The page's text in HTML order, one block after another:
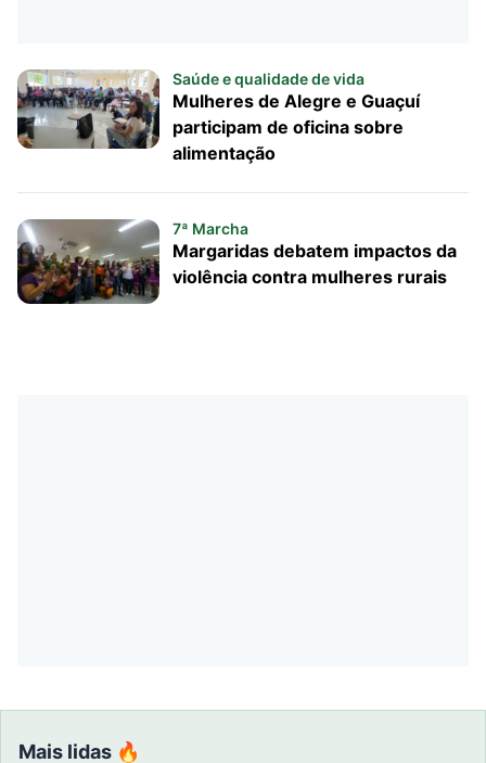
Saúde e qualidade de vida
Mulheres de Alegre e Guaçuí
participam de oficina sobre
alimentação
7ª Marcha
Margaridas debatem impactos da
violência contra mulheres rurais
Mais lidas 🔥